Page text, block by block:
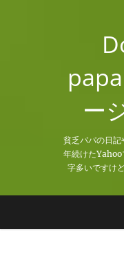
ー
貧乏パパの日記
年続けたYahoo
字多いですけ